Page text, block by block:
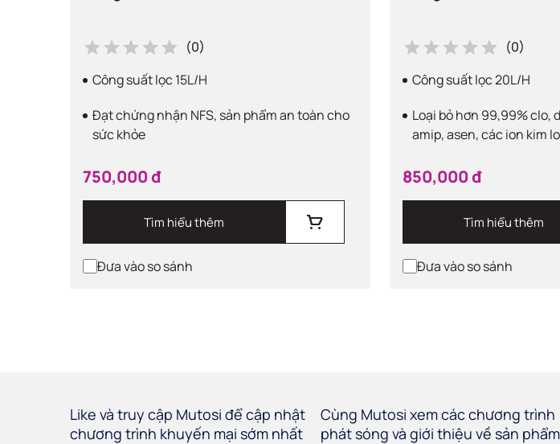
(0)
Công suất lọc 15L/H
Đạt chứng nhận NFS, sản phẩm an toàn cho
sức khỏe
750,000 đ
Tìm hiểu thêm
Đưa vào so sánh
(0)
Công suất lọc 20L/H
Loại bỏ hơn 99,99% clo,
amip, asen, các ion kim
850,000 đ
Tìm hiểu thêm
Đưa vào so sánh
Like và truy cập Mutosi để cập nhật
chương trình khuyến mại sớm nhất
Cùng Mutosi xem các chương trình
phát sóng và giới thiệu về sản phẩm